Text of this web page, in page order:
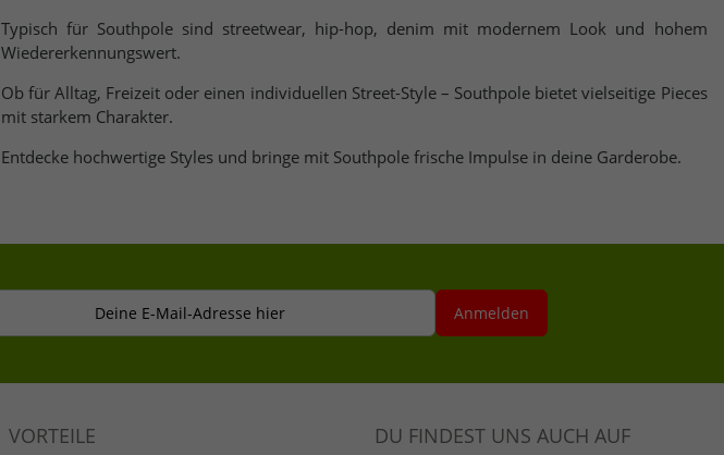
Typisch für Southpole sind streetwear, hip-hop, denim mit modernem Look und hohem
Wiedererkennungswert.
Ob für Alltag, Freizeit oder einen individuellen Street-Style – Southpole bietet vielseitige Pieces
mit starkem Charakter.
Entdecke hochwertige Styles und bringe mit Southpole frische Impulse in deine Garderobe.
Deine E-Mail-Adresse hier Anmelden
VORTEILE DU FINDEST UNS AUCH AUF